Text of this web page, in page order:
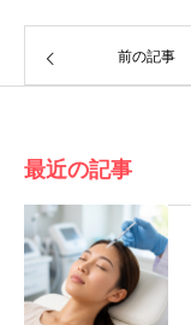
前の記事
最近の記事